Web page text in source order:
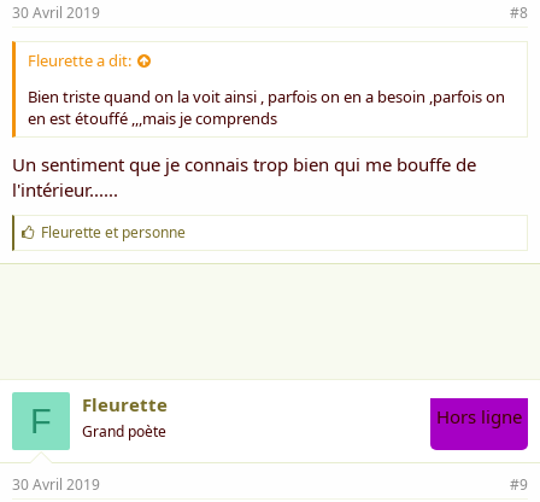
C’est le vide d’une vie qui me glace,
Q
Ou j’espère trouver la nuit l’oubli,
Mais rien n’efface ma mémoire
Quand je me retrouve face au miroir.
Willy
30 Avril 2019 #8
Fleurette a dit:
Bien triste quand on la voit ainsi , parfois on en a besoin ,parfois on
en est étouffé ,,,mais je comprends
Un sentiment que je connais trop bien qui me bouffe de
l'intérieur......
J
'
a
Fleuretteet personne
F Fleurette
Grand poète
Hors ligne
30 Avril 2019 #9